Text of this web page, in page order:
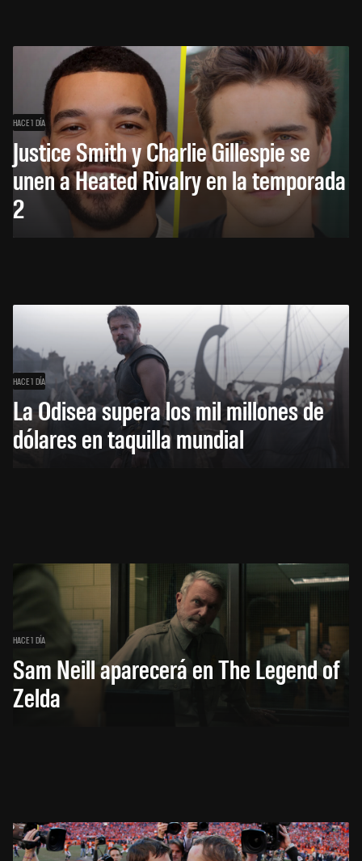
HACE 1 DÍA
Justice Smith y Charlie Gillespie se
unen a Heated Rivalry en la temporada
2
HACE 1 DÍA
La Odisea supera los mil millones de
dólares en taquilla mundial
HACE 1 DÍA
Sam Neill aparecerá en The Legend of
Zelda